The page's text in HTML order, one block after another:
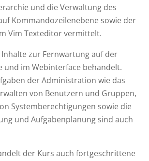
und die Verwaltung des
Kommandozeilenebene sowie der
Vim Texteditor vermittelt.
zur Fernwartung auf der
und im Webinterface behandelt.
der Administration wie das
von Benutzern und Gruppen,
Systemberechtigungen sowie die
und Aufgabenplanung sind auch
der Kurs auch fortgeschrittene